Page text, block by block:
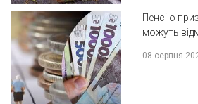
Пенсію
можуть
08 серпня